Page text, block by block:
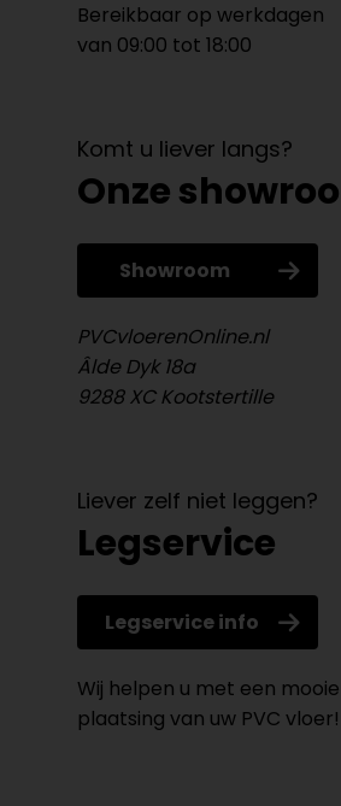
Bereikbaar op werkdagen
van 09:00 tot 18:00
Komt u liever langs?
Onze
Showroom
PVCvloerenOnline.nl
Âlde Dyk 18a
9288 XC Kootstertille
Liever zelf niet leggen?
Legservice
Legservice info
Wij helpen u met een
plaatsing van uw PVC vloer!